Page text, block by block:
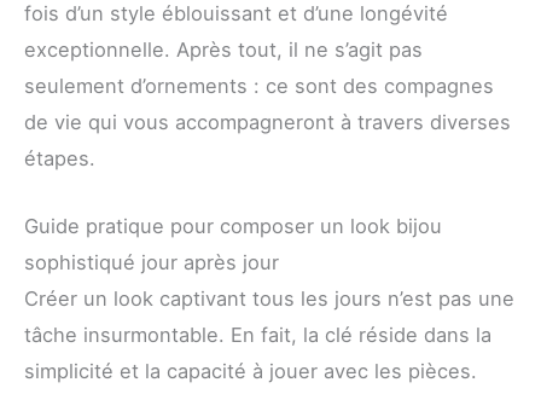
fois d’un style éblouissant et d’une longévité
exceptionnelle. Après tout, il ne s’agit pas
seulement d’ornements : ce sont des compagnes
de vie qui vous accompagneront à travers diverses
étapes.
Guide pratique pour composer un look bijou
sophistiqué jour après jour
Créer un look captivant tous les jours n’est pas une
tâche insurmontable. En fait, la clé réside dans la
simplicité et la capacité à jouer avec les pièces.